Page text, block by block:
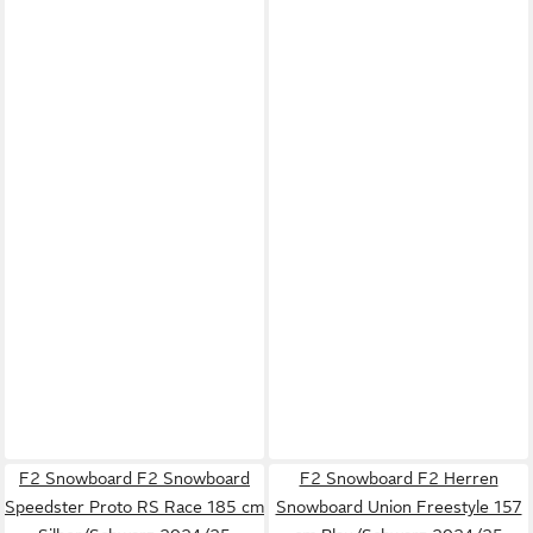
F2 Snowboard F2 Snowboard
Speedster Proto RS Race 185 cm
F2 Snowboard F2 Herren
Snowboard Union Freestyle 157